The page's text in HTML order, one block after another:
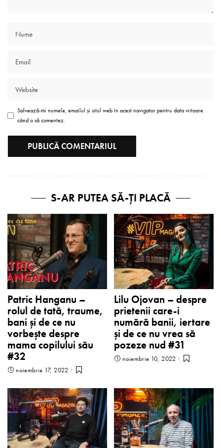
Salvează-mi numele, emailul și situl web în acest navigator pentru data viitoare
când o să comentez.
S-AR PUTEA SĂ-ȚI PLACĂ
Patric Hanganu –
rolul de tată, traume,
bani și de ce nu
vorbește despre
mama copilului său
#32
noiembrie 17, 2022
Lilu Ojovan – despre
prietenii care-i
numără banii, iertare
și de ce nu vrea să
pozeze nud #31
noiembrie 10, 2022